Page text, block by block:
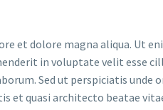
et dolore magna aliqua. Ut
in voluptate velit esse
Sed ut perspiciatis
et quasi architecto beatae